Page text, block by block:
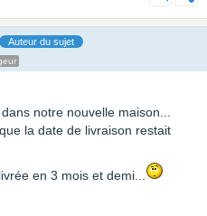
Auteur du sujet
notre nouvelle maison...
la date de livraison restait
en 3 mois et demi...